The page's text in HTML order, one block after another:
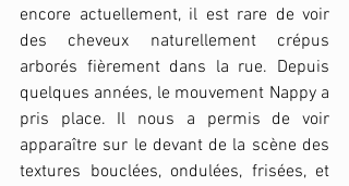
encore actuellement, il est rare de voir
des cheveux naturellement crépus
arborés fièrement dans la rue. Depuis
quelques années, le mouvement Nappy a
pris place. Il nous a permis de voir
apparaître sur le devant de la scène des
textures bouclées, ondulées, frisées, et